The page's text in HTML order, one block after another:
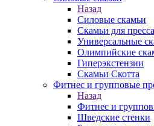
Назад
Силовые скамьи
Скамьи для пресса
Универсальные
Олимпийские
Гиперэкстензии
Скамьи Скотта
Фитнес и групповые
Назад
Фитнес и
Шведские стенки